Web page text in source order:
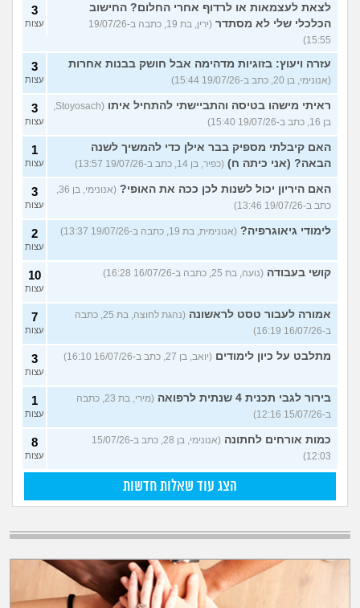
לצאת לעצמאות או לרדוף אחרי החלום? החישוב
הכלכלי שלי לא מסתדר
(ירין, בת 19, כתבה ב-19/07/26
15:55)
3
עצות
עזרה ויעוץ: בזוגיות מדהימה אבל חושק בבנות אחרות
(אנונימי, בן 20, כתב ב-19/07/26 15:44)
3
עצות
ראיתי מישהו בטיסה והתביישתי להתחיל איתו
(Stoyosach,
בן 16, כתב ב-19/07/26 15:40)
3
עצות
האם קיבלתי מספיק בבר אילן כדי להמשיך לשנה
הבאה? (אני כיתה ח) (כפיר, בן 14, כתב ב-19/07/26 13:57)
1
עצות
האם היריון יכול לשנות לכן ככה את האופי?
(אנונימי, בן 36,
כתב ב-19/07/26 13:46)
3
עצות
לימודי גיאוגרפיה? (אנונימית, בת 19, כתבה ב-19/07/26 13:37) 2
עצות
קושי בעבודה (נועה, בת 25, כתבה ב-16/07/26 16:28) 10
עצות
אמורה לעבור טסט לראשונה
(נהגת לחוצה, בת 25, כתבה
ב-16/07/26 16:19)
7
עצות
מתלבט על כיון לימודים (יואב, בן 27, כתב ב-16/07/26 16:10) 3
עצות
בירור לגבי תכנית 4 שנתית לרפואה
(מירי, בת 23, כתבה
ב-15/07/26 12:16)
1
עצות
כמות אורחים לחתונה
(אנונימי, בן 28, כתב ב-15/07/26
12:03)
8
עצות
הצג עוד שאלות חדשות